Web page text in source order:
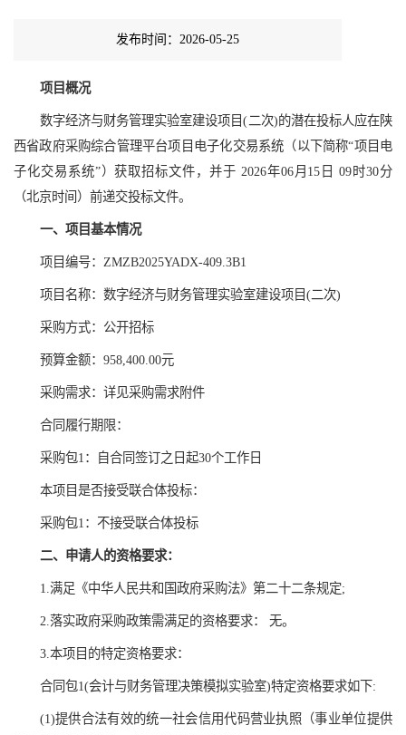
发布时间：2026-05-25
项目概况
数字经济与财务管理实验室建设项目(二次)的潜在投标人应在陕
西省政府采购综合管理平台项目电子化交易系统（以下简称“项目电
子化交易系统”）获取招标文件，并于 2026年06月15日 09时30分
（北京时间）前递交投标文件。
一、项目基本情况
项目编号：ZMZB2025YADX-409.3B1
项目名称：数字经济与财务管理实验室建设项目(二次)
采购方式：公开招标
预算金额：958,400.00元
采购需求：详见采购需求附件
合同履行期限：
采购包1：自合同签订之日起30个工作日
本项目是否接受联合体投标：
采购包1：不接受联合体投标
二、申请人的资格要求：
1.满足《中华人民共和国政府采购法》第二十二条规定;
2.落实政府采购政策需满足的资格要求： 无。
3.本项目的特定资格要求：
合同包1(会计与财务管理决策模拟实验室)特定资格要求如下:
(1)提供合法有效的统一社会信用代码营业执照（事业单位提供